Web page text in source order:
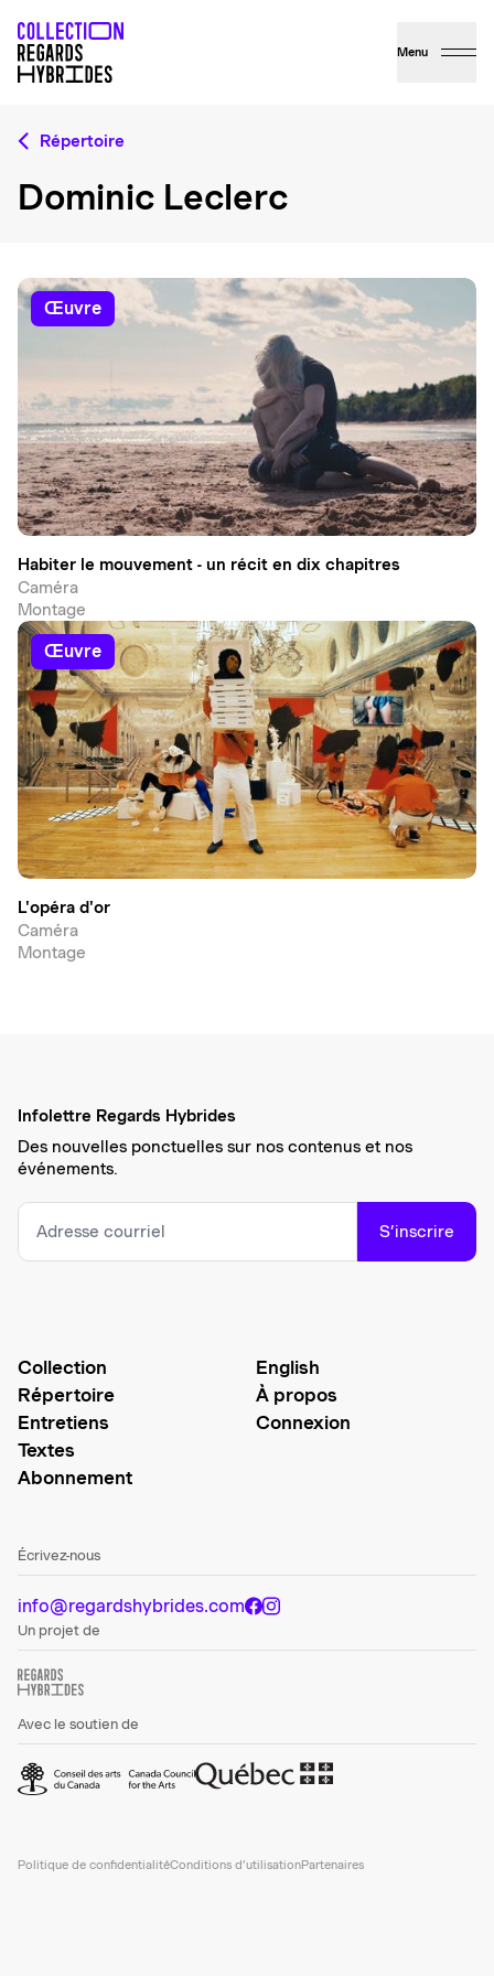
Menu
Répertoire
Dominic Leclerc
œuvre
Habiter le mouvement - un récit en dix chapitres
Caméra
Montage
œuvre
L'opéra d'or
Caméra
Montage
Infolettre Regards Hybrides
Des nouvelles ponctuelles sur nos contenus et nos
événements.
S’inscrire
Collection
Répertoire
Entretiens
Textes
Abonnement
English
À propos
Connexion
Écrivez-nous
info@regardshybrides.com
Un projet de
Avec le soutien de
Politique de confidentialitéConditions d’utilisationPartenaires